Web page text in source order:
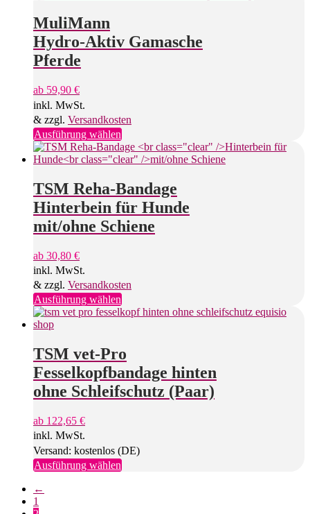
auf.
Produktseite
gewählt
werden
MuliMann
Hydro-Aktiv Gamasche
Pferde
ab 59,90 €
inkl. MwSt.
& zzgl. Versandkosten
Ausführung wählenDieses
Produkt
weist
Varianten
auf.
Die
Optionen
können
gewählt
werden
TSM Reha-Bandage
Hinterbein für Hunde
mit/ohne Schiene
ab 30,80 €
inkl. MwSt.
& zzgl. Versandkosten
Ausführung wählenDieses
Produkt
auf.
Die
Optionen
können
gewählt
werden
TSM vet-Pro
Fesselkopfbandage hinten
ohne Schleifschutz (Paar)
ab 122,65 €
inkl. MwSt.
Versand: kostenlos (DE)
Ausführung wählenDieses
←
1